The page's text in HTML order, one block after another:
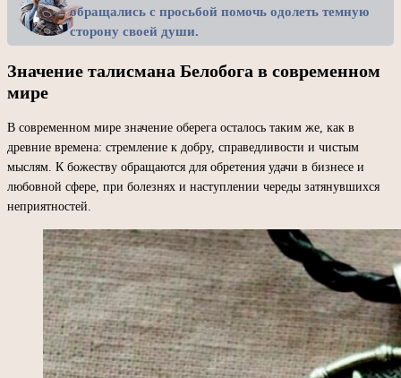
обращались с просьбой помочь одолеть темную
сторону своей души.
Значение талисмана Белобога в современном
мире
В современном мире значение оберега осталось таким же, как в
древние времена: стремление к добру, справедливости и чистым
мыслям. К божеству обращаются для обретения удачи в бизнесе и
любовной сфере, при болезнях и наступлении череды затянувшихся
неприятностей.